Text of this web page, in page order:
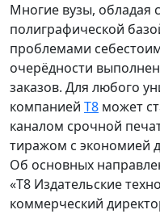
Многие вузы, обладая
полиграфической
проблемами
очерёдности
заказов. Для любого
компанией Т8 может
каналом срочной
тиражом с экономией
Об основных
«Т8 Издательские
коммерческий